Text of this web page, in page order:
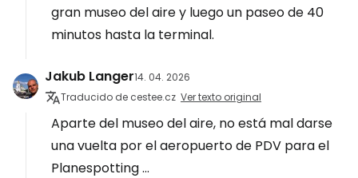
gran museo del aire y luego un paseo de 40
minutos hasta la terminal.
Jakub Langer14. 04. 2026
Traducido de cestee.cz Ver texto original
Aparte del museo del aire, no está mal darse
una vuelta por el aeropuerto de PDV para el
Planespotting ...